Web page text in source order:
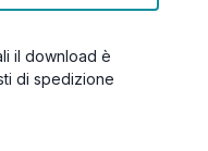
il download è
di spedizione